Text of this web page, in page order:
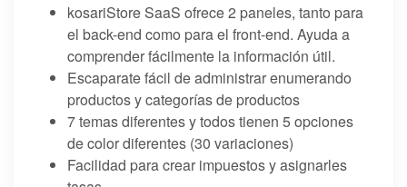
kosariStore SaaS ofrece 2 paneles, tanto para
el back-end como para el front-end. Ayuda a
comprender fácilmente la información útil.
Escaparate fácil de administrar enumerando
productos y categorías de productos
7 temas diferentes y todos tienen 5 opciones
de color diferentes (30 variaciones)
Facilidad para crear impuestos y asignarles